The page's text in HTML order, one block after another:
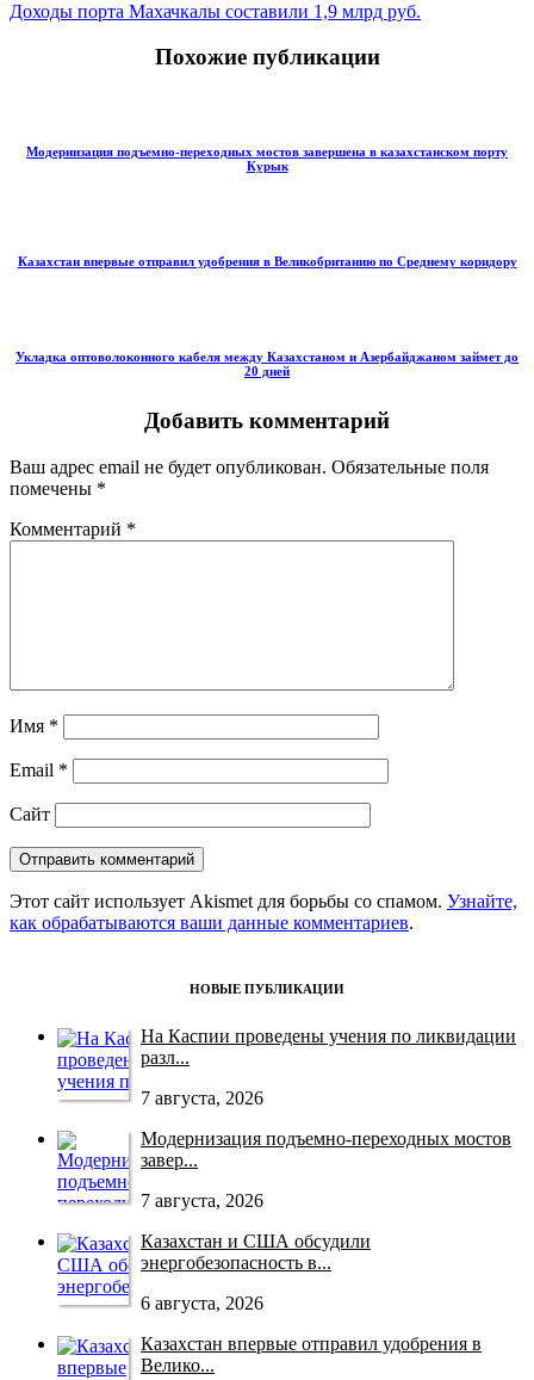
Доходы порта Махачкалы составили 1,9 млрд руб.
Похожие публикации
Модернизация подъемно-переходных мостов завершена в казахстанском порту
Курык
Казахстан впервые отправил удобрения в Великобританию по Среднему коридору
Укладка оптоволоконного кабеля между Казахстаном и Азербайджаном займет до
20 дней
Добавить комментарий
Ваш адрес email не будет опубликован. Обязательные поля
помечены *
Комментарий *
Имя *
Email *
Сайт
Этот сайт использует Akismet для борьбы со спамом. Узнайте,
как обрабатываются ваши данные комментариев.
НОВЫЕ ПУБЛИКАЦИИ
На Каспии проведены учения по ликвидации
разл...
7 августа, 2026
Модернизация подъемно-переходных мостов
завер...
7 августа, 2026
Казахстан и США обсудили
энергобезопасность в...
6 августа, 2026
Казахстан впервые отправил удобрения в
Велико...